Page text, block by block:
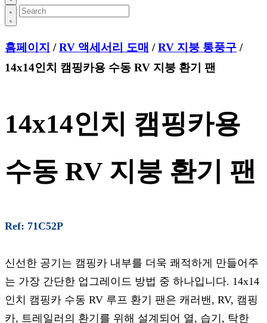
홈페이지 /RV 액세서리 도매 /RV 지붕 통풍구 /
14x14인치 캠핑카용 수동 RV 지붕 환기 팬
14x14인치 캠핑카용
수동 RV 지붕 환기 팬
Ref: 71C52P
신선한 공기는 캠핑카 내부를 더욱 쾌적하게 만들어주
는 가장 간단한 업그레이드 방법 중 하나입니다. 14x14
인치 캠핑카 수동 RV 루프 환기 팬은 캐러밴, RV, 캠핑
카, 트레일러의 환기를 위해 설계되어 열, 습기, 탁한